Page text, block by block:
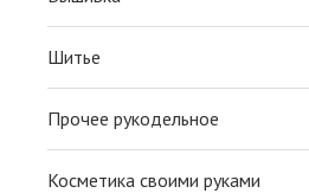
Шитье
Прочее рукодельное
Косметика своими руками